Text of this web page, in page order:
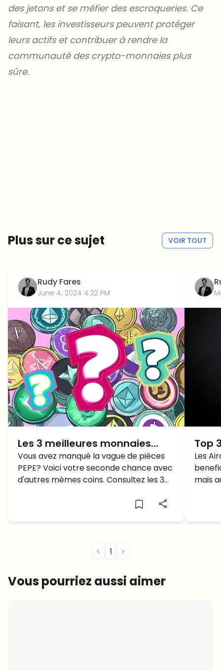
des jetons et se méfier des escroqueries. Ce
faisant, les investisseurs peuvent protéger
leurs actifs et contribuer à rendre la
communauté des crypto-monnaies plus
sûre.
Plus sur ce sujet VOIR TOUT
Rudy Fares
June 4, 2024 4:22 PM
Les 3 meilleures monnaies
Ethereum Meme à acheter en
Juin
Vous avez manqué la vague de pièces
PEPE? Voici votre seconde chance avec
d'autres mèmes coins. Consultez les 3
lesquelles investir en juin et profitez des
Top
se
Les
mais
< 1 >
Vous pourriez aussi aimer